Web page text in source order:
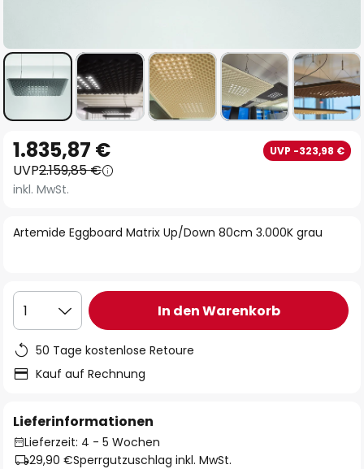
Anfang
der
Bildgalerie
Artemide Eggboard Matrix Up/Down 80cm 3.000K grau
1.835,87 € UVP -323,98 €
UVP2.159,85 €
inkl. MwSt.
1 In den Warenkorb
50 Tage kostenlose Retoure
Kauf auf Rechnung
Lieferinformationen
Lieferzeit: 4 - 5 Wochen
29,90 €Sperrgutzuschlag inkl. MwSt.